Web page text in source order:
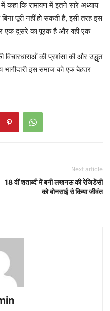
कि रामायण में इतने सारे अध्याय
पूरी नहीं हो सकती है, इसी तरह इस
एक दूसरे का पूरक है और यही एक
की प्रशंसा की और उद्धृत
इस समाज को एक बेहतर
Next article
18 वीं शताब्दी में बनी लखनऊ की रेजिडेंसी
को बोनसाई से किया जीवंत